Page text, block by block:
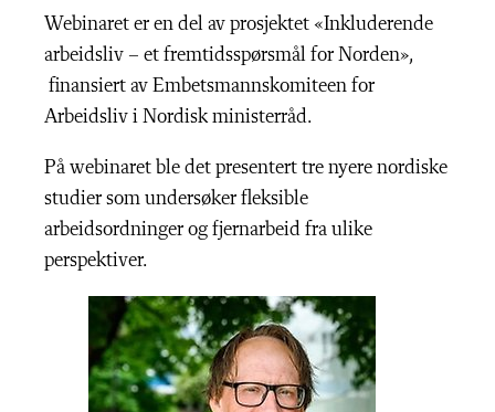
Webinaret er en del av prosjektet «Inkluderende
arbeidsliv – et fremtidsspørsmål for Norden»,
finansiert av Embetsmannskomiteen for
Arbeidsliv i Nordisk ministerråd.
På webinaret ble det presentert tre nyere nordiske
studier som undersøker fleksible
arbeidsordninger og fjernarbeid fra ulike
perspektiver.